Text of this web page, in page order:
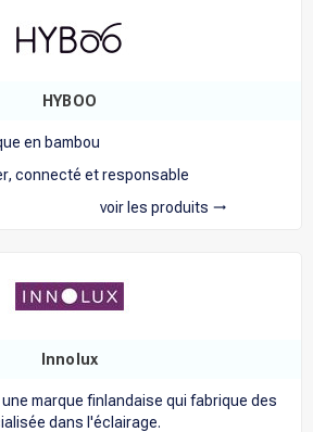
HYBOO
en bambou
connecté et responsable
voir les produits trending_flat
Innolux
marque finlandaise qui fabrique des
dans l'éclairage.